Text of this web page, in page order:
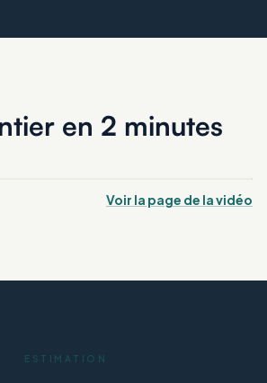
en 2 minutes
Voir la page de la vidéo
ESTIMATION